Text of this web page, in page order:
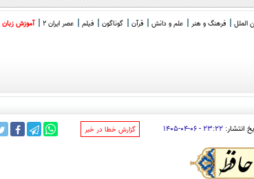
الملل فرهنگ و هنر علم و دانش قرآن گوناگون فیلم عصر ایران 2 آموزش زبان
انتشار: ۲۳:۲۲ - ۰۶-۰۴-۱۴۰۵ ‌گزارش خطا در خبر